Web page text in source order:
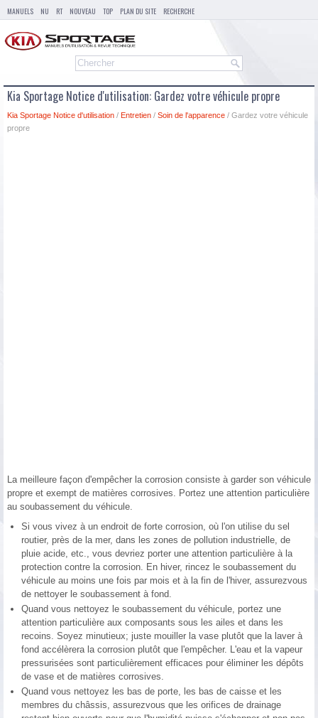
MANUELS NU RT NOUVEAU TOP PLAN DU SITE RECHERCHE
Kia Sportage Notice d'utilisation: Gardez votre véhicule propre
Kia Sportage Notice d'utilisation / Entretien / Soin de l'apparence / Gardez votre véhicule
propre
La meilleure façon d'empêcher la corrosion consiste à garder son véhicule
propre et exempt de matières corrosives. Portez une attention particulière
au soubassement du véhicule.
Si vous vivez à un endroit de forte corrosion, où l'on utilise du sel
routier, près de la mer, dans les zones de pollution industrielle, de
pluie acide, etc., vous devriez porter une attention particulière à la
protection contre la corrosion. En hiver, rincez le soubassement du
véhicule au moins une fois par mois et à la fin de l'hiver, assurezvous
de nettoyer le soubassement à fond.
Quand vous nettoyez le soubassement du véhicule, portez une
attention particulière aux composants sous les ailes et dans les
recoins. Soyez minutieux; juste mouiller la vase plutôt que la laver à
fond accélèrera la corrosion plutôt que l'empêcher. L'eau et la vapeur
pressurisées sont particulièrement efficaces pour éliminer les dépôts
de vase et de matières corrosives.
Quand vous nettoyez les bas de porte, les bas de caisse et les
membres du châssis, assurezvous que les orifices de drainage